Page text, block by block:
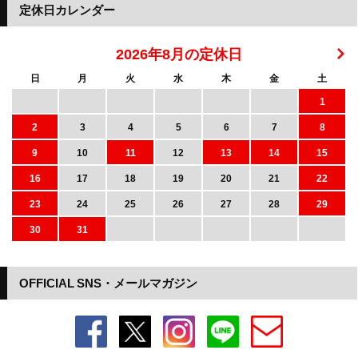
OFFICIAL SNS・メールマガジン
定休日カレンダー
2026年8月の定休日
日 月 火 水 木 金
土
1
2
3 4 5 6 7
8
9
10 11 12 13 14
15
16
17 18 19 20 21
22
23
24 25 26 27 28
29
30
31